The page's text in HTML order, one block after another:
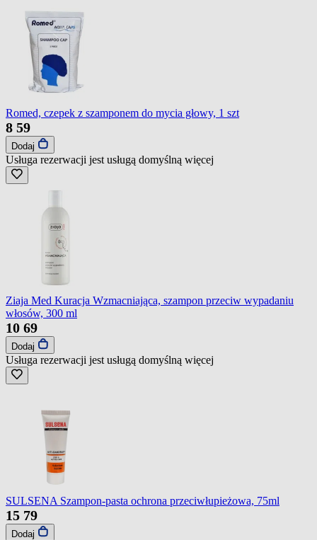
Romed, czepek z szamponem do mycia głowy, 1 szt
8 59
Dodaj
Usługa rezerwacji jest usługą domyślną więcej
Ziaja Med Kuracja Wzmacniająca, szampon przeciw wypadaniu
włosów, 300 ml
10 69
Dodaj
Usługa rezerwacji jest usługą domyślną więcej
SULSENA Szampon-pasta ochrona przeciwłupieżowa, 75ml
15 79
Dodaj